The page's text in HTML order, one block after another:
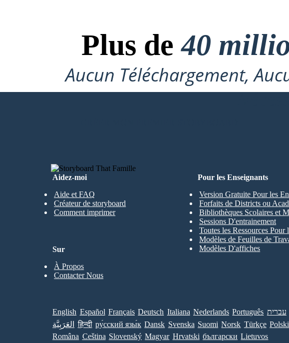
Plus de40
Aucun Téléchargement,
Aidez-moi
Aide et FAQ
Créateur de storyboard
Comment imprimer
Pour les Enseignants
Version Gratuite Pour les
Forfaits de Districts ou
Bibliothèques Scolaires et
Sessions D'entrainement
Toutes les Ressources Pour
Modèles de Feuilles de
Modèles D'affiches
Sur
À Propos
Contacter Nous
English Español Français Deutsch Italiana Nederlands Português עברית
العَرَبِيَّة
हिन्दी ру́сский язы́к Dansk Svenska Suomi Norsk Türkçe Polski
Româna Ceština Slovenský Magyar Hrvatski български Lietuvos